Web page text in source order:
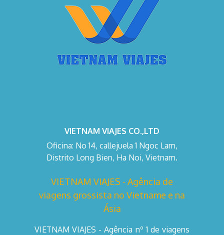
VIETNAM VIAJES CO.,LTD
Oficina: No 14, callejuela 1 Ngoc Lam,
Distrito Long Bien, Ha Noi, Vietnam.
VIETNAM VIAJES - Agência de
viagens grossista no Vietname e na
Ásia
VIETNAM VIAJES - Agência nº 1 de viagens